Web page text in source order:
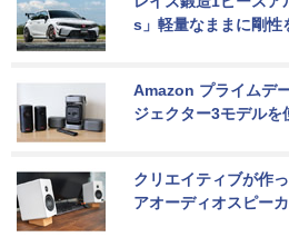
s」軽量なままに剛性
Amazon プライムデ
ジェクター3モデルを
クリエイティブが作
アオーディオスピー